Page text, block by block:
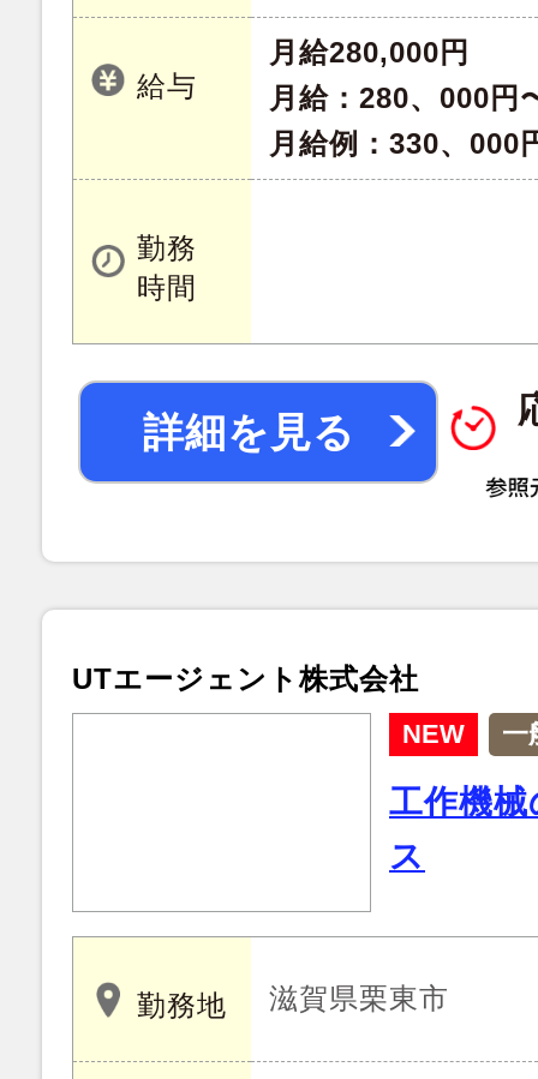
給与
月給280,000円
月給：280、000円
月給例：330、000
勤務
時間
詳細を見る
UTエージェント株式会社
NEW 一
工作機
ス
勤務地 滋賀県栗東市